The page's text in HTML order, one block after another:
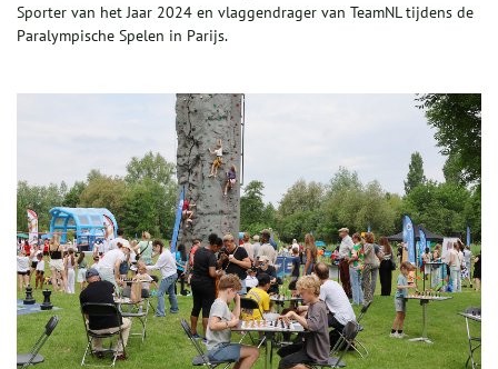
Sporter van het Jaar 2024 en vlaggendrager van TeamNL tijdens de
Paralympische Spelen in Parijs.